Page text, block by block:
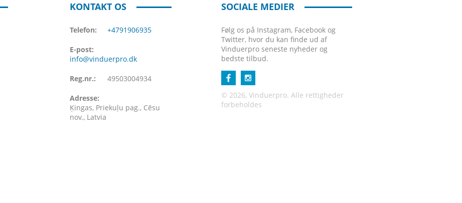
KONTAKT OS
Telefon: +4791906935
E-post:
info@vinduerpro.dk
Reg.nr.: 49503004934
Adresse:
Ķingas, Priekuļu pag., Cēsu
nov., Latvia
SOCIALE MEDIER
Følg os på Instagram, Facebook og
Twitter, hvor du kan finde ud af
Vinduerpro seneste nyheder og
bedste tilbud.
© 2026, Vinduerpro. Alle rettigheder
forbeholdes